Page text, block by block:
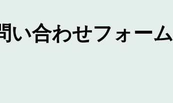
い合わせフォーム